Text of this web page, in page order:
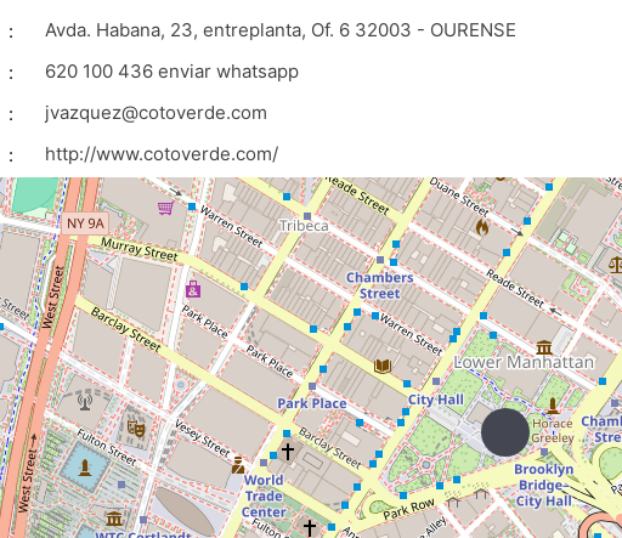
Avda. Habana, 23, entreplanta, Of. 6 32003 - OURENSE
620 100 436 enviar whatsapp
jvazquez@cotoverde.com
http://www.cotoverde.com/